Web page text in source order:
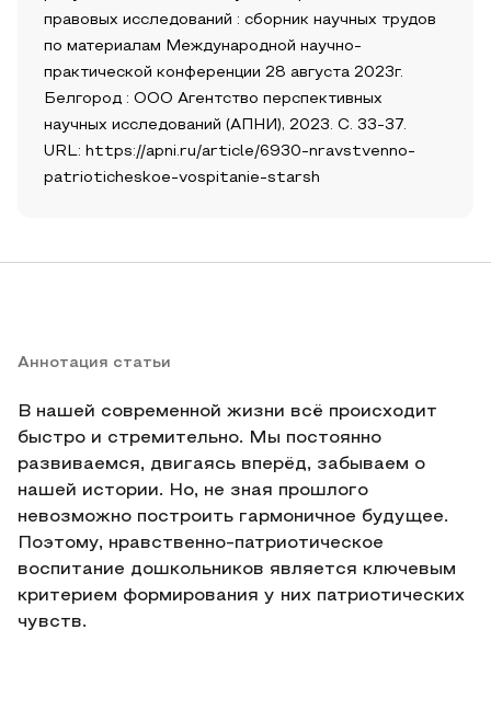
правовых исследований : сборник научных трудов
по материалам Международной научно-
практической конференции 28 августа 2023г.
Белгород : ООО Агентство перспективных
научных исследований (АПНИ), 2023. С. 33-37.
URL: https://apni.ru/article/6930-nravstvenno-
patrioticheskoe-vospitanie-starsh
Аннотация статьи
В нашей современной жизни всё происходит
быстро и стремительно. Мы постоянно
развиваемся, двигаясь вперёд, забываем о
нашей истории. Но, не зная прошлого
невозможно построить гармоничное будущее.
Поэтому, нравственно-патриотическое
воспитание дошкольников является ключевым
критерием формирования у них патриотических
чувств.